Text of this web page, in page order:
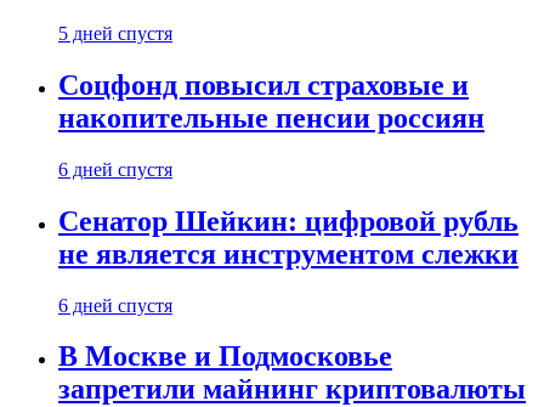
5 дней спустя
Соцфонд повысил страховые и
накопительные пенсии россиян
6 дней спустя
Сенатор Шейкин: цифровой рубль
не является инструментом слежки
6 дней спустя
В Москве и Подмосковье
запретили майнинг криптовалюты